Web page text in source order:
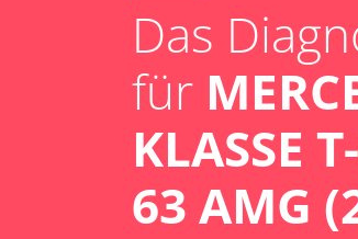
Das
für
KLASSE
63 AMG